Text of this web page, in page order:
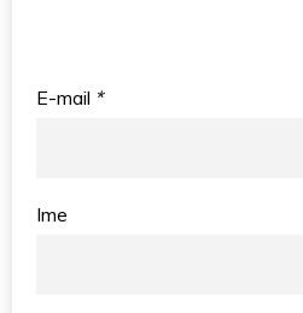
*
E-mail
Ime